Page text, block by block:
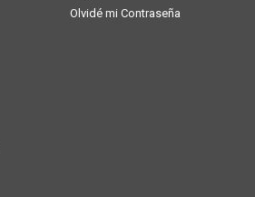
Olvidé mi Contraseña